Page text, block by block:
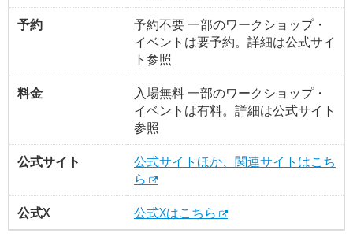
予約
予約不要 一部のワークショップ・
イベントは要予約。詳細は公式サイ
ト参照
料金
入場無料 一部のワークショップ・
イベントは有料。詳細は公式サイト
参照
公式サイト
公式サイトほか、関連サイトはこち
ら
公式X
公式Xはこちら